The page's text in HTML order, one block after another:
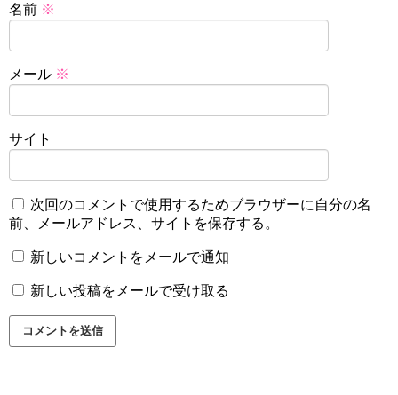
名前 ※
メール ※
サイト
次回のコメントで使用するためブラウザーに自分の名
前、メールアドレス、サイトを保存する。
新しいコメントをメールで通知
新しい投稿をメールで受け取る